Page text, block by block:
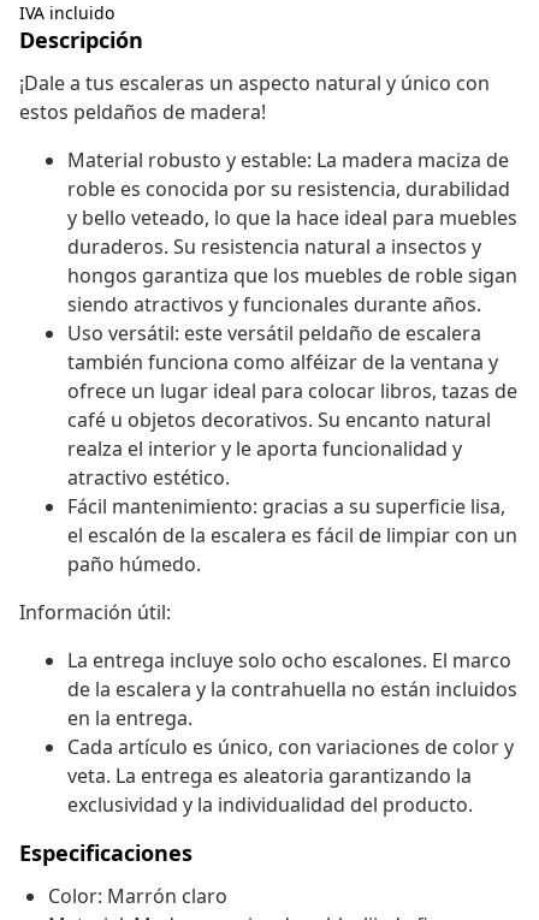
IVA incluido
Descripción
¡Dale a tus escaleras un aspecto natural y único con
estos peldaños de madera!
Material robusto y estable: La madera maciza de
roble es conocida por su resistencia, durabilidad
y bello veteado, lo que la hace ideal para muebles
duraderos. Su resistencia natural a insectos y
hongos garantiza que los muebles de roble sigan
siendo atractivos y funcionales durante años.
Uso versátil: este versátil peldaño de escalera
también funciona como alféizar de la ventana y
ofrece un lugar ideal para colocar libros, tazas de
café u objetos decorativos. Su encanto natural
realza el interior y le aporta funcionalidad y
atractivo estético.
Fácil mantenimiento: gracias a su superficie lisa,
el escalón de la escalera es fácil de limpiar con un
paño húmedo.
Información útil:
La entrega incluye solo ocho escalones. El marco
de la escalera y la contrahuella no están incluidos
en la entrega.
Cada artículo es único, con variaciones de color y
veta. La entrega es aleatoria garantizando la
exclusividad y la individualidad del producto.
Especificaciones
Color: Marrón claro